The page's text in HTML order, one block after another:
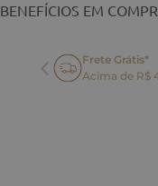
BENEFÍCIOS EM
Frete Grátis*
Acima de R$